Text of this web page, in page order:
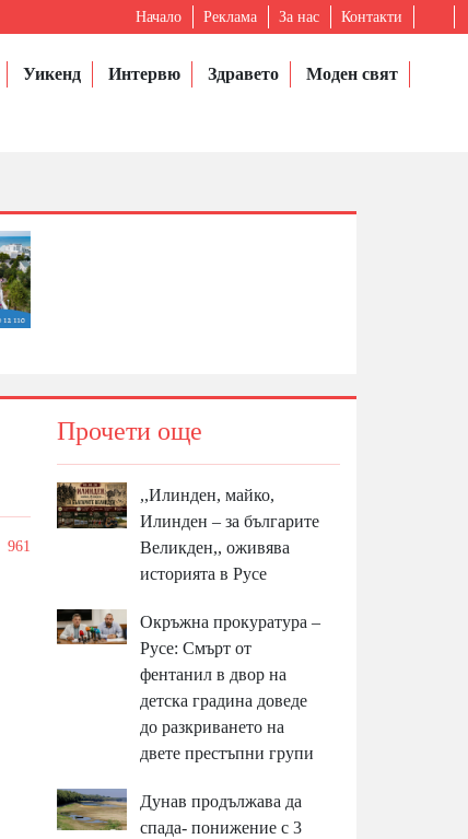
Начало Реклама За нас Контакти
Уикенд Интервю Здравето
Моден свят
961
Прочети още
,,Илинден, майко,
Илинден – за българите
Великден,, оживява
историята в Русе
Окръжна прокуратура –
Русе: Смърт от
фентанил в двор на
детска градина доведе
до разкриването на
двете престъпни групи
Дунав продължава да
спада- понижение с 3